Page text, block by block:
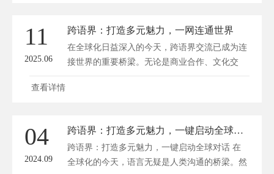
11
2025.06
跨语界：打造多元魅力，一网连通世界
在全球化日益深入的今天，跨语界交流已成为连
接世界的重要桥梁。无论是商业合作、文化交
流，还是科技创新，语言的多维互通都扮演着关
的核心价值与实践路径，为读者呈现一个多元互
联的未来图景。 ...
查看详情
04
2024.09
跨语界：打造多元魅力，一键启动全球对话
跨语界：打造多元魅力，一键启动全球对话 在
全球化的今天，语言无疑是人类沟通的桥梁。然